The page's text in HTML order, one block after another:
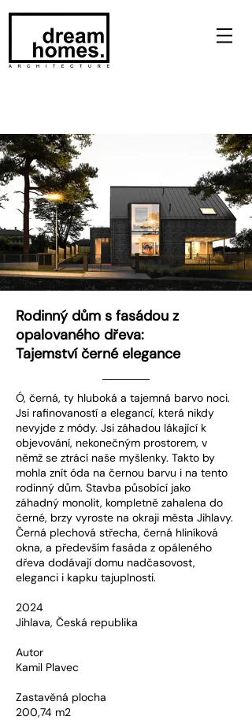
Rodinný dům s fasádou z
opalovaného dřeva:
Tajemství černé elegance
Ó, černá, ty hluboká a tajemná barvo noci.
Jsi rafinovaností a elegancí, která nikdy
nevyjde z módy. Jsi záhadou lákající k
objevování, nekonečným prostorem, v
němž se ztrácí naše myšlenky. Takto by
mohla znít óda na černou barvu i na tento
rodinný dům. Stavba působící jako
záhadný monolit, kompletně zahalena do
černé, brzy vyroste na okraji města Jihlavy.
Černá plechová střecha, černá hliníková
okna, a především fasáda z opáleného
dřeva dodávají domu nadčasovost,
eleganci i kapku tajuplnosti.
2024
Jihlava, Česká republika
Autor
Kamil Plavec
Zastavěná plocha
200,74 m2